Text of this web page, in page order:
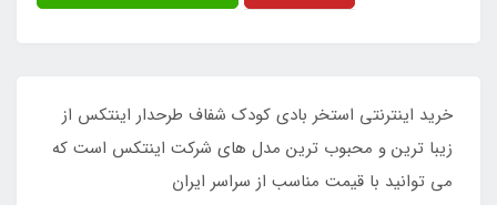
خرید اینترنتی استخر بادی کودک شفاف طرحدار اینتکس از
زیبا ترین و محبوب ترین مدل های شرکت اینتکس است که
می توانید با قیمت مناسب از سراسر ایران